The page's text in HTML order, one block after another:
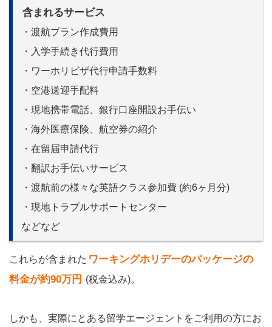
含まれるサービス
・渡航プラン作成費用
・入学手続き代行費用
・ワーホリビザ代行申請手数料
・空港送迎手配料
・現地携帯電話、銀行口座開設お手伝い
・海外医療保険、航空券の紹介
・在留届申請代行
・翻訳お手伝いサービス
・渡航前の様々な英語クラス参加費 (約6ヶ月分)
・現地トラブルサポートセンター
などなど
これらが含まれた ワーキングホリデーのパッケージの
料金が約90万円 (税金込み)。
しかも、実際にとある留学エージェントをご利用の方にお